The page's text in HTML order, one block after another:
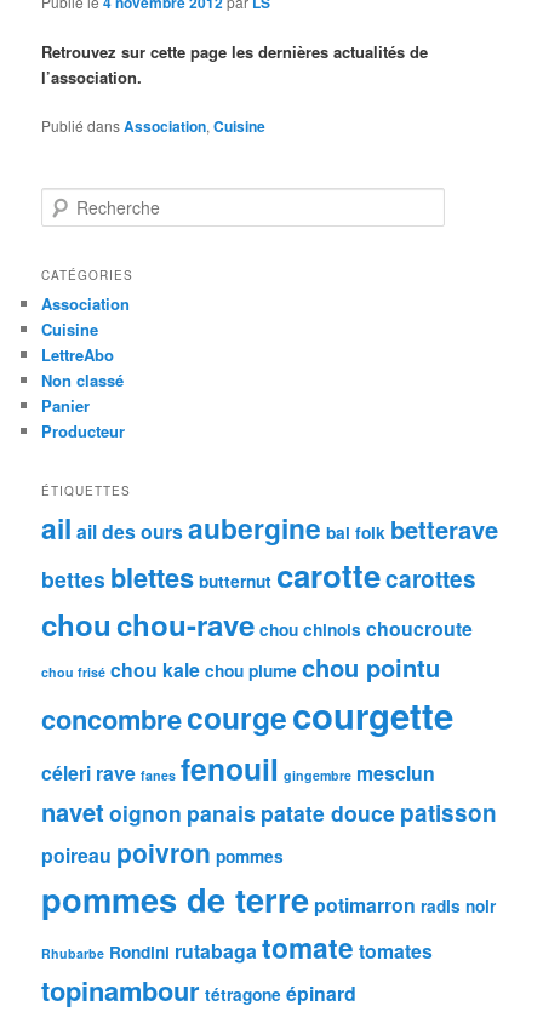
Retrouvez sur cette page les dernières actualités de
l’association.
Publié dansAssociation,Cuisine
e
h
r
c
h
e
CATÉGORIES
Association
Cuisine
LettreAbo
Non classé
Panier
Producteur
ÉTIQUETTES
ail ail des oursaubergine bal folk betterave
bettes blettes butternut carottecarottes
chouchou-rave chou chinois choucroute
chou frisé chou kale chou plume chou pointu
concombrecourgecourgette
céleri rave fanes fenouil gingembre mesclun
navet oignon panais patate douce patisson
poireau poivron pommes
pommes de terre potimarron radis noir
Rhubarbe Rondini rutabagatomate tomates
topinambour tétragone épinard